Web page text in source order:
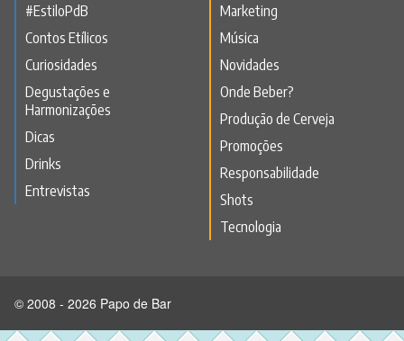
#EstiloPdB
Contos Etílicos
Curiosidades
Degustações e
Harmonizações
Dicas
Drinks
Entrevistas
Marketing
Música
Novidades
Onde Beber?
Produção de Cerveja
Promoções
Responsabilidade
Shots
Tecnologia
© 2008 - 2026 Papo de Bar